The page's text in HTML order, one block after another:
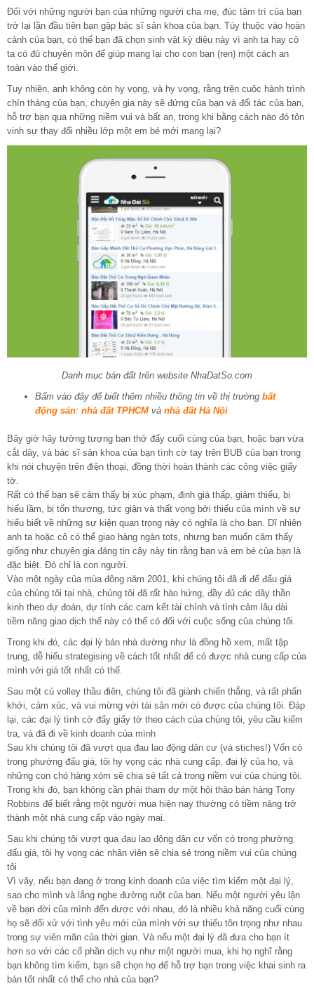
Đối với những người bạn của những người cha mẹ, đúc tâm trí của bạn
trở lại lần đầu tiên bạn gặp bác sĩ sản khoa của bạn. Tùy thuộc vào hoàn
cảnh của bạn, có thể bạn đã chọn sinh vật kỳ diệu này vì anh ta hay cô
ta có đủ chuyên môn để giúp mang lại cho con bạn (ren) một cách an
toàn vào thế giới.
Tuy nhiên, anh không còn hy vọng, và hy vọng, rằng trên cuộc hành trình
chín tháng của bạn, chuyên gia này sẽ đứng của bạn và đối tác của bạn,
hỗ trợ bạn qua những niềm vui và bất an, trong khi bằng cách nào đó tôn
vinh sự thay đổi nhiều lớp một em bé mới mang lại?
Danh mục bán đất trên website NhaDatSo.com
Bấm vào đây để biết thêm nhiều thông tin về thị trường bất
động sản: nhà đất TPHCM và nhà đất Hà Nội
Bây giờ hãy tưởng tượng bạn thở đẩy cuối cùng của bạn, hoặc bạn vừa
cắt dây, và bác sĩ sản khoa của bạn tình cờ tay trên BUB của bạn trong
khi nói chuyện trên điện thoại, đồng thời hoàn thành các công việc giấy
tờ.
Rất có thể bạn sẽ cảm thấy bị xúc phạm, định giá thấp, giảm thiểu, bị
hiểu lầm, bị tổn thương, tức giận và thất vọng bởi thiếu của mình về sự
hiểu biết về những sự kiện quan trọng này có nghĩa là cho bạn. Dĩ nhiên
anh ta hoặc cô có thể giao hàng ngàn tots, nhưng bạn muốn cảm thấy
giống như chuyên gia đáng tin cậy này tin rằng bạn và em bé của bạn là
đặc biệt. Đó chỉ là con người.
Vào một ngày của mùa đông năm 2001, khi chúng tôi đã đi để đấu giá
của chúng tôi tại nhà, chúng tôi đã rất hào hứng, đầy đủ các dây thần
kinh theo dự đoán, dự tính các cam kết tài chính và tình cảm lâu dài
tiềm năng giao dịch thể này có thể có đối với cuộc sống của chúng tôi.
Trong khi đó, các đại lý bán nhà dường như là đồng hồ xem, mất tập
trung, dễ hiểu strategising về cách tốt nhất để có được nhà cung cấp của
mình với giá tốt nhất có thể.
Sau một cú volley thầu điên, chúng tôi đã giành chiến thắng, và rất phấn
khởi, cảm xúc, và vui mừng với tài sản mới có được của chúng tôi. Đáp
lại, các đại lý tình cờ đẩy giấy tờ theo cách của chúng tôi, yêu cầu kiểm
tra, và đã đi về kinh doanh của mình
Sau khi chúng tôi đã vượt qua đau lao động dân cư (và stiches!) Vốn có
trong phường đấu giá, tôi hy vọng các nhà cung cấp, đại lý của họ, và
những con chó hàng xóm sẽ chia sẻ tất cả trong niềm vui của chúng tôi.
Trong khi đó, bạn không cần phải tham dự một hội thảo bán hàng Tony
Robbins để biết rằng một người mua hiện nay thường có tiềm năng trở
thành một nhà cung cấp vào ngày mai.
Sau khi chúng tôi vượt qua đau lao động dân cư vốn có trong phường
đấu giá, tôi hy vọng các nhân viên sẽ chia sẻ trong niềm vui của chúng
tôi
Vì vậy, nếu bạn đang ở trong kinh doanh của việc tìm kiếm một đại lý,
sao cho mình và lắng nghe đường ruột của bạn. Nếu một người yêu lận
về bạn đời của mình đến được với nhau, đó là nhiều khả năng cuối cùng
họ sẽ đối xử với tình yêu mới của mình với sự thiếu tôn trọng như nhau
trong sự viên mãn của thời gian. Và nếu một đại lý đã đưa cho bạn ít
hơn so với các cổ phần dịch vụ như một người mua, khi họ nghĩ rằng
bạn không tìm kiếm, bạn sẽ chọn họ để hỗ trợ bạn trong việc khai sinh ra
bán tốt nhất có thể cho nhà của bạn?